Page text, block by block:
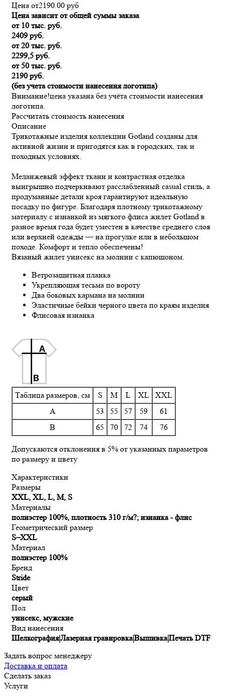
Цена от2190.00 руб
Цена зависит от общей суммы заказа
от 10 тыс. руб.
2409 руб.
от 20 тыс. руб.
2299,5 руб.
от 50 тыс. руб.
2190 руб.
(без учета стоимости нанесения логотипа)
Внимание!цена указана без учёта стоимости нанесения
логотипа.
Рассчитать стоимость нанесения
Описание
Трикотажные изделия коллекции Gotland созданы для
активной жизни и пригодятся как в городских, так и
походных условиях.
Меланжевый эффект ткани и контрастная отделка
выигрышно подчеркивают расслабленный casual стиль, а
продуманные детали кроя гарантируют идеальную
посадку по фигуре. Благодаря плотному трикотажному
материалу с изнанкой из мягкого флиса жилет Gotland в
разное время года будет уместен в качестве среднего слоя
или верхней одежды — на прогулке или в небольшом
походе. Комфорт и тепло обеспечены!
Вязаный жилет унисекс на молнии с капюшоном.
Ветрозащитная планка
Укрепляющая тесьма по вороту
Два боковых кармана на молнии
Эластичные бейки черного цвета по краям изделия
Флисовая изнанка
Таблица размеров, см S M L XL
XXL
A
53 55 57 59
61
B
65 70 72 74 76
Допускаются отклонения в 5% от указанных параметров
по размеру и цвету
Характеристики
Размеры
XXL, XL, L, M, S
Материалы
полиэстер 100%, плотность 310 г/м?; изнанка - флис
Геометрический размер
S–XXL
Материал
полиэстер 100%
Бренд
Stride
Цвет
серый
Пол
унисекс, мужские
Вид нанесения
Шелкография|Лазерная гравировка|Вышивка|Печать DTF
Задать вопрос менеджеру
Доставка и оплата
Сделать заказ
Услуги